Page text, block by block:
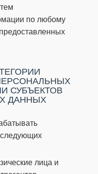
по любому
СУБЪЕКТОВ
ДАННЫХ
лица и